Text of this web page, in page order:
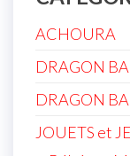
ACHOURA
DRAGON
DRAGON
JOUETS et